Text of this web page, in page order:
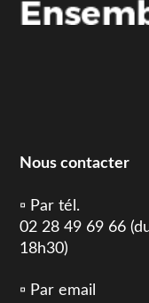
Nous contacter
▫️ Par tél.
02 28 49 69 66
18h30)
▫️ Par email